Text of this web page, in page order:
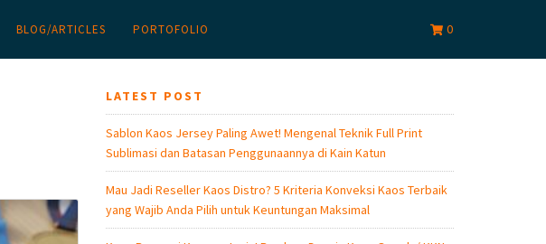
0
BLOG/ARTICLES PORTOFOLIO
LATEST POST
Sablon Kaos Jersey Paling Awet! Mengenal Teknik Full Print
Sublimasi dan Batasan Penggunaannya di Kain Katun
Mau Jadi Reseller Kaos Distro? 5 Kriteria Konveksi Kaos Terbaik
yang Wajib Anda Pilih untuk Keuntungan Maksimal